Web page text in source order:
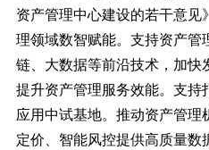
资产管理中心建设的若干意
理领域数智赋能。支持资产
链、大数据等前沿技术，加快
提升资产管理服务效能。支
应用中试基地。推动资产管
定价、智能风控提供高质量